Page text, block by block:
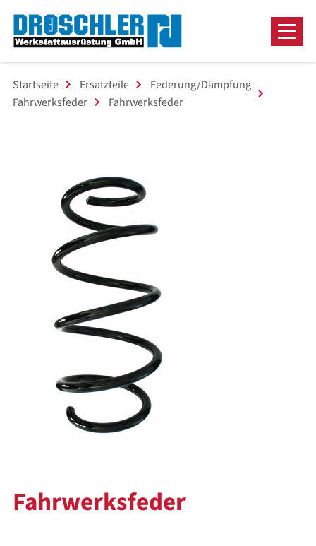
Startseite Ersatzteile
Federung/Dämpfung
Fahrwerksfeder
Fahrwerksfeder
Fahrwerksfeder